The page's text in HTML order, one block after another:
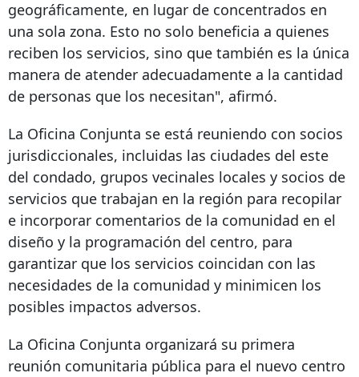
geográficamente, en lugar de concentrados en
una sola zona. Esto no solo beneficia a quienes
reciben los servicios, sino que también es la única
manera de atender adecuadamente a la cantidad
de personas que los necesitan", afirmó.
La Oficina Conjunta se está reuniendo con socios
jurisdiccionales, incluidas las ciudades del este
del condado, grupos vecinales locales y socios de
servicios que trabajan en la región para recopilar
e incorporar comentarios de la comunidad en el
diseño y la programación del centro, para
garantizar que los servicios coincidan con las
necesidades de la comunidad y minimicen los
posibles impactos adversos.
La Oficina Conjunta organizará su primera
reunión comunitaria pública para el nuevo centro